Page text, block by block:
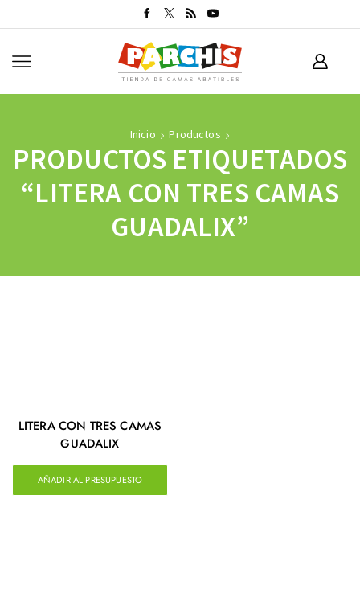
Inicio Productos
PRODUCTOS ETIQUETADOS
“LITERA CON TRES CAMAS
GUADALIX”
LITERA CON TRES CAMAS
GUADALIX
AÑADIR AL PRESUPUESTO